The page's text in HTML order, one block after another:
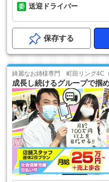
送迎ドライバー
保存する
綺麗なお姉様専門 町田リング4C
成長し続けるグループで掴